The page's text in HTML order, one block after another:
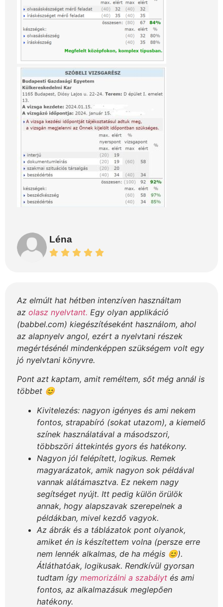
Léna
Az elmúlt hat hétben intenzíven használtam
az olasz nyelvtant. Egy olyan applikáció
(babbel.com) kiegészítéseként használom, ahol
az alapnyelv angol, ezért a nyelvtani részek
megértésénél mindenképpen szükségem volt egy
jó nyelvtani könyvre.
Pont azt kaptam, amit reméltem, sőt még annál is
többet 😊
Kivitelezés: nagyon igényes és ami nekem
fontos, strapabíró (sokat utazom), a kiemelő
színek használatával a másodszori,
többszöri áttekintés gyors és hatékony.
Nagyon jól felépített, logikus. Remek
magyarázatok, amik nagyon sok példával
vannak alátámasztva. Ez nekem nagy
segítséget nyújt. Itt pedig külön örülök
annak, hogy alapszavak szerepelnek a
példákban, mivel kezdő vagyok.
Az ábrák és a táblázatok pont olyanok,
amiket én is készítettem volna (persze erre
nem lennék alkalmas, de ha mégis 😊).
Átláthatóak, logikusak. Rendkívül gyorsan
tudtam így memorizálni a szabályt és ami
fontos, az alkalmazásuk meglepően
hatékony.